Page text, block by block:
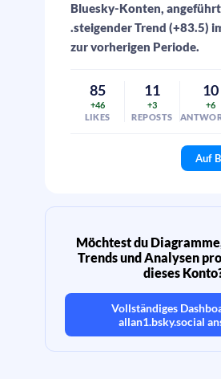
Bluesky-Konten,
.steigender Trend (+83.5)
zur vorherigen Periode.
85
+46
LIKES
11
+3
REPOSTS
10
+6
Auf
Möchtest du
Trends und Analysen
dieses
Vollständiges
allan1.bsky.social